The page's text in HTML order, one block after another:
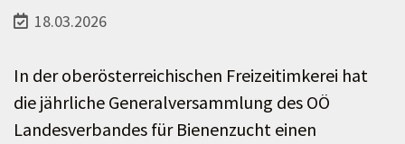
18.03.2026
In der oberösterreichischen Freizeitimkerei hat
die jährliche Generalversammlung des OÖ
Landesverbandes für Bienenzucht einen